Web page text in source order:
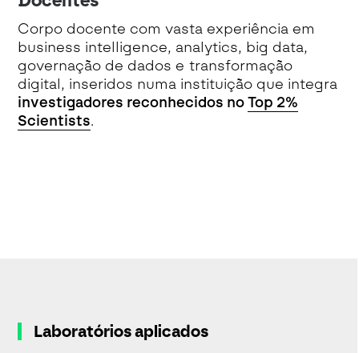
Corpo docente com vasta experiência em
business intelligence, analytics, big data,
governação de dados e transformação
digital, inseridos numa instituição que integra
investigadores reconhecidos noTop 2%
Scientists.
Laboratórios aplicados